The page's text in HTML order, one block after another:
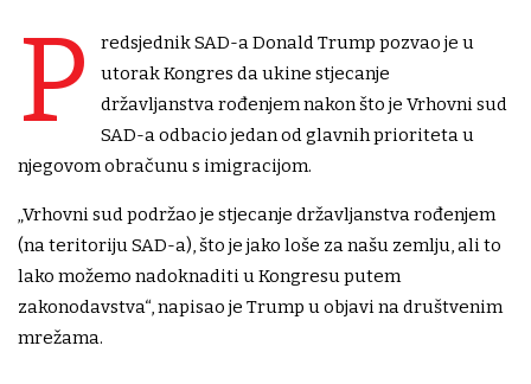
P
redsjednik SAD-a Donald Trump pozvao je u
utorak Kongres da ukine stjecanje
državljanstva rođenjem nakon što je Vrhovni sud
SAD-a odbacio jedan od glavnih prioriteta u
njegovom obračunu s imigracijom.
„Vrhovni sud podržao je stjecanje državljanstva rođenjem
(na teritoriju SAD-a), što je jako loše za našu zemlju, ali to
lako možemo nadoknaditi u Kongresu putem
zakonodavstva“, napisao je Trump u objavi na društvenim
mrežama.